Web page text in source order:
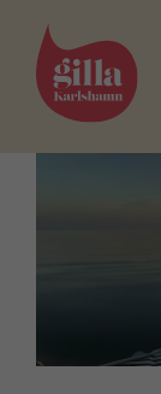
innehållet